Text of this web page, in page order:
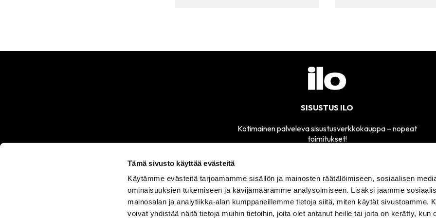
Tämä sivusto käyttää evästeitä
Käytämme evästeitä tarjoamamme sisällön ja mainosten räätälöimiseen, sosiaalisen
ominaisuuksien tukemiseen ja kävijämäärämme analysoimiseen. Lisäksi jaamme
mainosalan ja analytiikka-alan kumppaneillemme tietoja siitä, miten käytät sivustoamme.
voivat yhdistää näitä tietoja muihin tietoihin, joita olet antanut heille tai joita on kerätty, kun
SISUSTUS ILO
Kotimainen palveleva sisustusverkkokauppa – nopeat
toimitukset!
ASIAKASPALVELU
0330
MYYMÄLÄMME
TI-PE 11-17
SÄHKÖPOSTI
sisustusilo@sisustusilo.fi